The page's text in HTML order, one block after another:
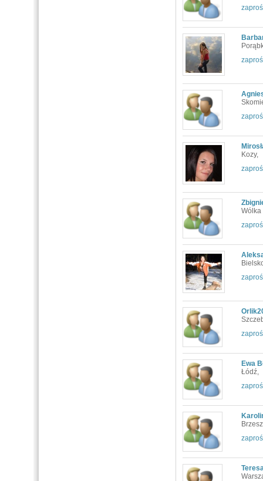
zaproś
zaproś
zaproś
Kozy,
zaproś
Wólka
zaproś
zaproś
zaproś
Ewa
Łódź,
zaproś
zaproś